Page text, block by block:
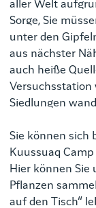
aller Welt
Sorge, Sie
unter den
aus nächster
auch heiße
Versuchsstation
Siedlungen
Sie können sich
Kuussuaq
Hier können Sie
Pflanzen
auf den Tisch“